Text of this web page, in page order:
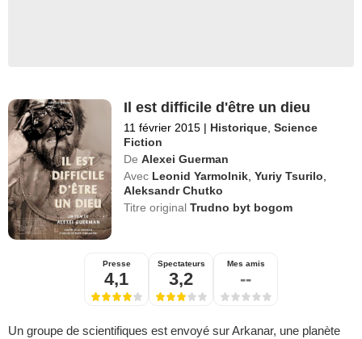
Il est difficile d'être un dieu
11 février 2015 | Historique ,Science
Fiction
De Alexei Guerman
Avec Leonid Yarmolnik ,Yuriy Tsurilo
Aleksandr Chutko
Titre originalTrudno byt bogom
Presse
4,1
Spectateurs
3,2
Mes amis
--
Un groupe de scientifiques est envoyé sur Arkanar, une planète